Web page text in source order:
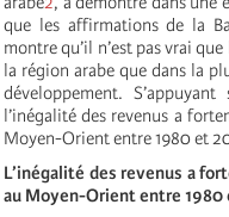
que les affirmations de la
montre qu’il n’est pas vrai
la région arabe que dans la
développement.
l’inégalité des revenus a
Moyen-Orient entre 1980 et
L’inégalité des revenus a
au Moyen-Orient entre 1980